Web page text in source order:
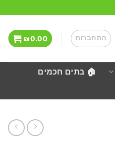
התחברות ₪0.00
🏠 בתים חכמים